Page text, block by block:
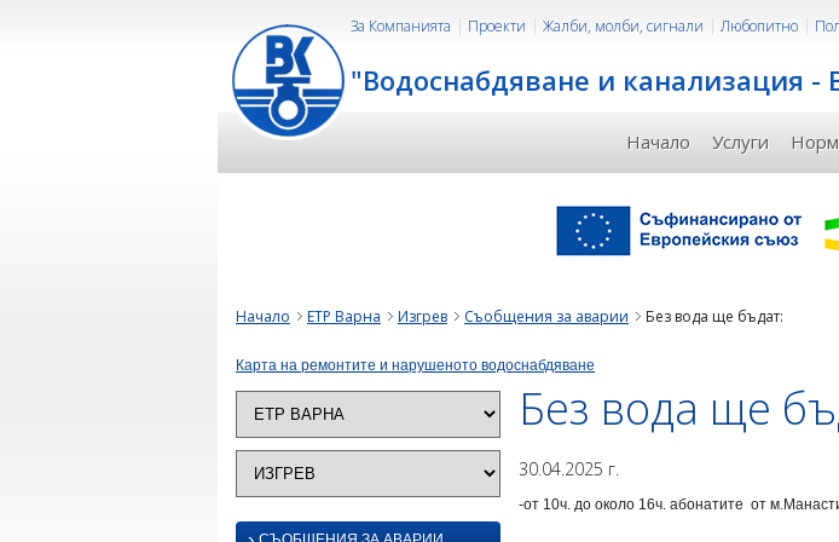
"Водоснабдяване и канализация
За Компанията Проекти Жалби, молби, сигнали Любопитно
Начало Услуги
Начало ЕТР Варна Изгрев Съобщения за аварии Без вода ще бъдат:
Карта на ремонтите и нарушеното водоснабдяване
Без вода ще
30.04.2025 г.
-от 10ч. до около 16ч. абонатите от